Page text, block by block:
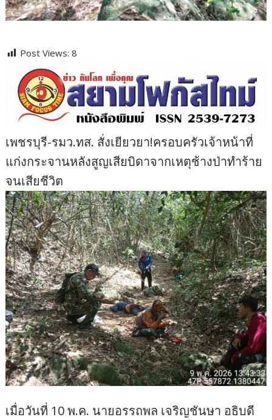
Post Views: 8
เพชรบุรี-รมว.ทส. สั่งเยียวยา!ครอบครัวเจ้าหน้าที่
แก่งกระจานหลังสูญเสียบิดาจากเหตุช้างป่าทำร้าย
จนเสียชีวิต
เมื่อวันที่ 10 พ.ค. นายอรรถพล เจริญชันษา อธิบดี